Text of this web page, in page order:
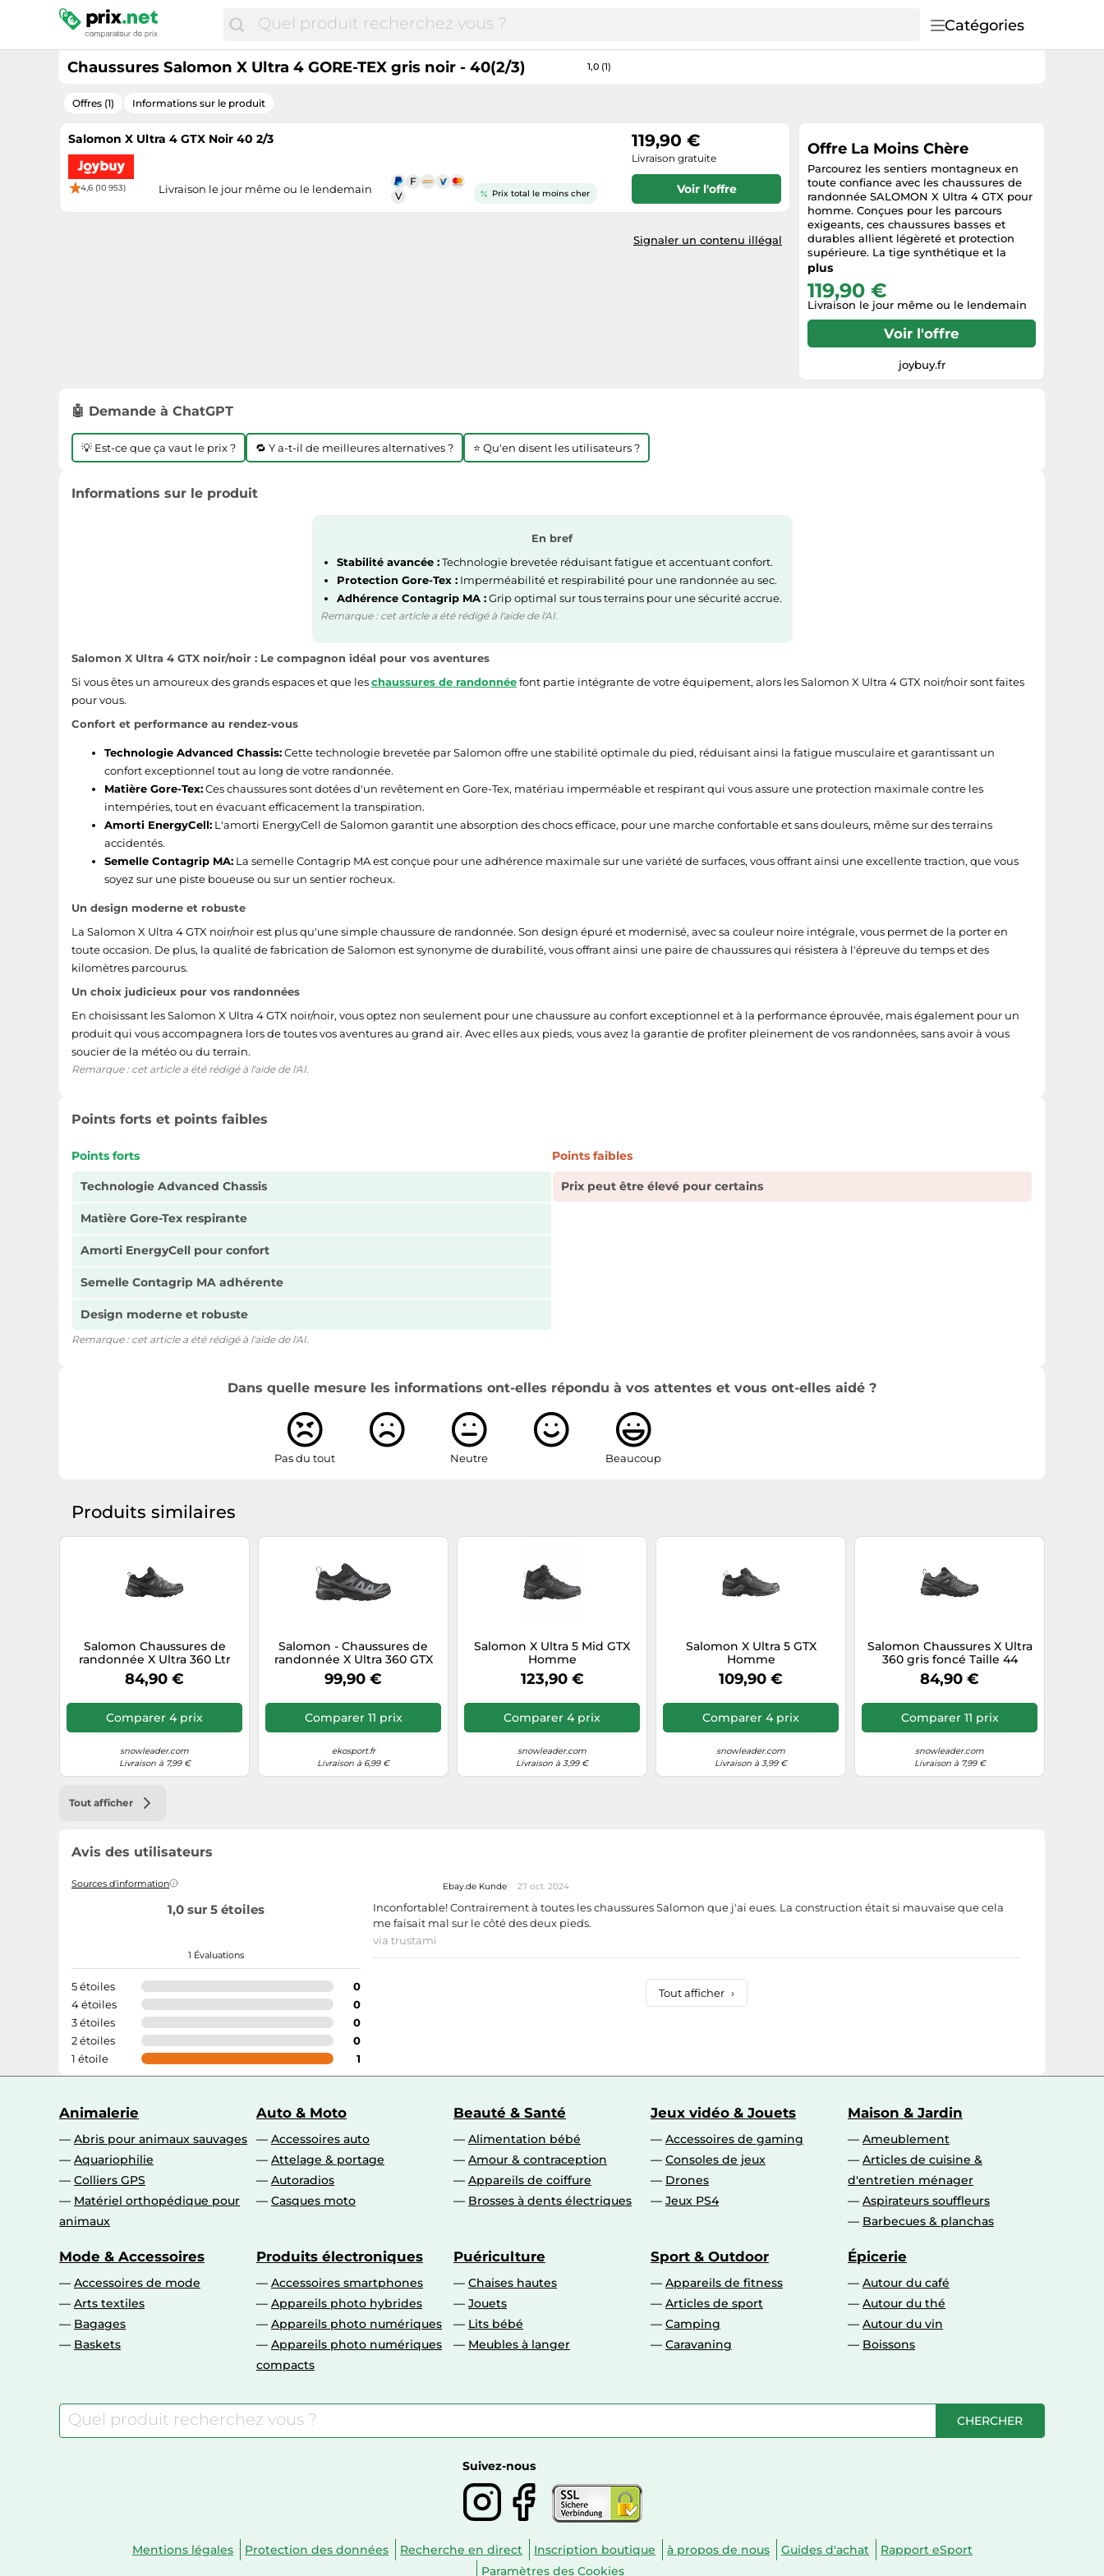
Catégories
Chaussures Salomon X Ultra 4 GORE-TEX gris noir - 40(2/3) 1,0 (1)
Offres (1) Informations sur le produit
Salomon X Ultra 4 GTX Noir 40 2/3
4,6 (10 953)
Prix total le moins cher
Livraison le jour même ou le lendemain
119,90 €
Livraison gratuite
Voir l'offre
Signaler un contenu illégal
Offre La Moins Chère
Parcourez les sentiers montagneux en
toute confiance avec les chaussures de
randonnée SALOMON X Ultra 4 GTX pour
homme. Conçues pour les parcours
exigeants, ces chaussures basses et
durables allient légèreté et protection
supérieure. La tige synthétique et la
semelle en caoutchouc offrent une
exceptionnelles, tandis que la
construction GORE-TEX garantit que vos
pieds restent parfaitement au sec en
toutes conditions. À l'intérieur, la
doublure textile assure un
environnement respirant et confortable
plus
119,90 €
Livraison le jour même ou le lendemain
Voir l'offre
joybuy.fr
🤖 Demande à ChatGPT
💡 Est-ce que ça vaut le prix ? 🔁 Y a-t-il de meilleures alternatives ? ⭐ Qu'en disent les utilisateurs ?
Informations sur le produit
En bref
Stabilité avancée :Technologie brevetée réduisant fatigue et accentuant confort.
Protection Gore-Tex :Imperméabilité et respirabilité pour une randonnée au sec.
Adhérence Contagrip MA :Grip optimal sur tous terrains pour une sécurité accrue.
Remarque : cet article a été rédigé à l'aide de l'AI.
Salomon X Ultra 4 GTX noir/noir : Le compagnon idéal pour vos aventures
Si vous êtes un amoureux des grands espaces et que leschaussures de randonnéefont partie intégrante de votre équipement, alors les Salomon X Ultra 4 GTX noir/noir sont faites
pour vous.
Confort et performance au rendez-vous
Technologie Advanced Chassis:Cette technologie brevetée par Salomon offre une stabilité optimale du pied, réduisant ainsi la fatigue musculaire et garantissant un
confort exceptionnel tout au long de votre randonnée.
Matière Gore-Tex:Ces chaussures sont dotées d'un revêtement en Gore-Tex, matériau imperméable et respirant qui vous assure une protection maximale contre les
intempéries, tout en évacuant efficacement la transpiration.
Amorti EnergyCell: L'amorti EnergyCell de Salomon garantit une absorption des chocs efficace, pour une marche confortable et sans douleurs, même sur des terrains
accidentés.
Semelle Contagrip MA: La semelle Contagrip MA est conçue pour une adhérence maximale sur une variété de surfaces, vous offrant ainsi une excellente traction, que vous
soyez sur une piste boueuse ou sur un sentier rocheux.
Un design moderne et robuste
La Salomon X Ultra 4 GTX noir/noir est plus qu'une simple chaussure de randonnée. Son design épuré et modernisé, avec sa couleur noire intégrale, vous permet de la porter en
toute occasion. De plus, la qualité de fabrication de Salomon est synonyme de durabilité, vous offrant ainsi une paire de chaussures qui résistera à l'épreuve du temps et des
kilomètres parcourus.
Un choix judicieux pour vos randonnées
En choisissant les Salomon X Ultra 4 GTX noir/noir, vous optez non seulement pour une chaussure au confort exceptionnel et à la performance éprouvée, mais également pour un
produit qui vous accompagnera lors de toutes vos aventures au grand air. Avec elles aux pieds, vous avez la garantie de profiter pleinement de vos randonnées, sans avoir à vous
soucier de la météo ou du terrain.
Remarque : cet article a été rédigé à l'aide de l'AI.
Points forts et points faibles
Points forts
Technologie Advanced Chassis
Matière Gore-Tex respirante
Amorti EnergyCell pour confort
Semelle Contagrip MA adhérente
Design moderne et robuste
Points faibles
Prix peut être élevé pour certains
Remarque : cet article a été rédigé à l'aide de l'AI.
Dans quelle mesure les informations ont-elles répondu à vos attentes et vous ont-elles aidé ?
Pas du tout Neutre Beaucoup
Produits similaires
Salomon Chaussures de
randonnée X Ultra 360 Ltr
cuir Gris Homme Taille 44
84,90 €
Comparer 4 prix
snowleader.com
Livraison à 7,99 €
Salomon - Chaussures de
randonnée X Ultra 360 GTX
GORE-TEX Homme Noir Taille
8 UK
99,90 €
Comparer 11 prix
ekosport.fr
Livraison à 6,99 €
Salomon X Ultra 5 Mid GTX
Homme
123,90 €
Comparer 4 prix
snowleader.com
Livraison à 3,99 €
Salomon X Ultra 5 GTX
Homme
109,90 €
Comparer 4 prix
snowleader.com
Livraison à 3,99 €
Salomon Chaussures X Ultra
360 gris foncé Taille 44
84,90 €
Comparer 11 prix
snowleader.com
Livraison à 7,99 €
Tout afficher
Avis des utilisateurs
Sources d'information
1,0 sur 5 étoiles
1 Évaluations
5 étoiles
0
4 étoiles
0
3 étoiles
0
2 étoiles
0
1 étoile
1
Ebay.de Kunde 27 oct. 2024
Inconfortable! Contrairement à toutes les chaussures Salomon que j'ai eues. La construction était si mauvaise que cela
me faisait mal sur le côté des deux pieds.
via trustami
Tout afficher ›
Animalerie
Abris pour animaux sauvages
Aquariophilie
Colliers GPS
Matériel orthopédique pour
animaux
Auto & Moto
Accessoires auto
Attelage & portage
Autoradios
Casques moto
Beauté & Santé
Alimentation bébé
Amour & contraception
Appareils de coiffure
Brosses à dents électriques
Jeux vidéo & Jouets
Accessoires de gaming
Consoles de jeux
Drones
Jeux PS4
Maison & Jardin
Ameublement
Articles de cuisine &
d'entretien ménager
Aspirateurs souffleurs
Barbecues & planchas
Mode & Accessoires
Accessoires de mode
Arts textiles
Bagages
Baskets
Produits électroniques
Accessoires smartphones
Appareils photo hybrides
Appareils photo numériques
Appareils photo numériques
compacts
Puériculture
Chaises hautes
Jouets
Lits bébé
Meubles à langer
Sport & Outdoor
Appareils de fitness
Articles de sport
Camping
Caravaning
Épicerie
Autour du café
Autour du thé
Autour du vin
Boissons
CHERCHER
Suivez-nous
Mentions légales Protection des données Recherche en direct Inscription boutique à propos de nous Guides d'achat
Rapport eSport
Paramètres des Cookies